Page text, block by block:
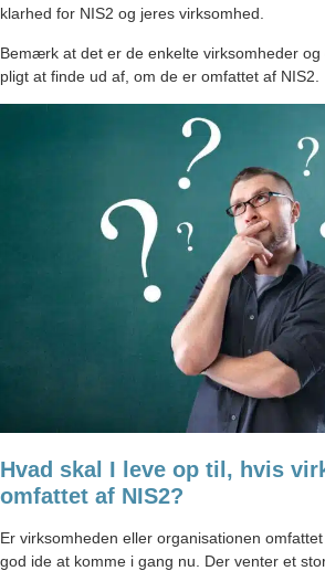
klarhed for NIS2 og jeres virksomhed.
Bemærk at det er de enkelte virksomheder
pligt at finde ud af, om de er omfattet af NIS2.
Hvad skal I leve op til, hvis
omfattet af NIS2?
Er virksomheden eller organisationen
god ide at komme i gang nu. Der venter et